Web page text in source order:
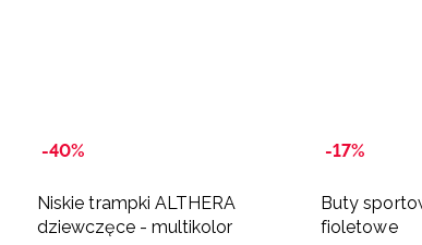
-40%
Niskie trampki ALTHERA
dziewczęce - multikolor
-17%
Buty
fioletowe